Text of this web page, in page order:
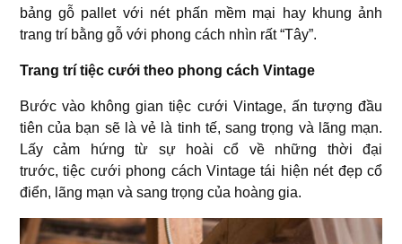
bảng gỗ pallet với nét phấn mềm mại hay khung ảnh
trang trí bằng gỗ với phong cách nhìn rất “Tây”.
Trang trí tiệc cưới theo phong cách Vintage
Bước vào không gian tiệc cưới Vintage, ấn tượng đầu
tiên của bạn sẽ là vẻ là tinh tế, sang trọng và lãng mạn.
Lấy cảm hứng từ sự hoài cổ về những thời đại
trước, tiệc cưới phong cách Vintage tái hiện nét đẹp cổ
điển, lãng mạn và sang trọng của hoàng gia.